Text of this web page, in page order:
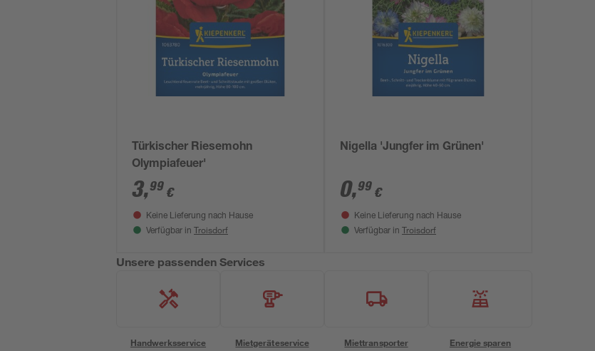
Türkischer Riesemohn
Olympiafeuer'
3,99 €
Keine Lieferung nach Hause
Verfügbar in Troisdorf
Nigella 'Jungfer im Grünen'
0,99 €
Keine Lieferung nach Hause
Verfügbar in Troisdorf
Unsere passenden Services
Handwerksservice Mietgeräteservice Miettransporter Energie sparen